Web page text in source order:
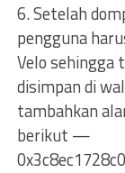
6. Setelah
pengguna
Velo sehingga
disimpan di
tambahkan
berikut —